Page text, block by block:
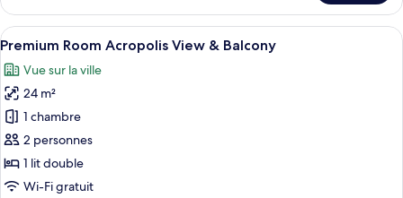
jardin
le
type
de
Chambre
Premium,
vue
jardin
Afficher
toutes
les
photos
pour
ce
type
de
Une chambre d’hôtel avec un
5
Premium Room Acropolis View & Balcony
Vue sur la ville
24 m²
1 chambre
2 personnes
1 lit double
Wi-Fi gratuit